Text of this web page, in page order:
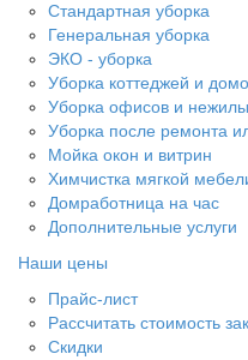
Стандартная уборка
Генеральная уборка
ЭКО - уборка
Уборка коттеджей и
Уборка офисов и
Уборка после ремонта
Мойка окон и витрин
Химчистка мягкой
Домработница на час
Дополнительные услуги
Наши цены
Прайс-лист
Рассчитать стоимость
Скидки